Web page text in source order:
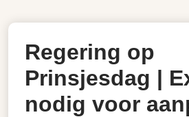
Regering op
Prinsjesdag |
nodig voor